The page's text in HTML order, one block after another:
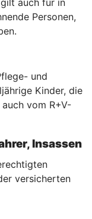
Personen,
und
Kinder, die
vom R+V-
Insassen
versicherten